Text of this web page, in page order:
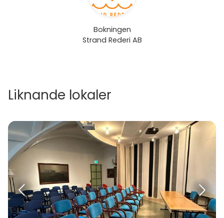
Bokningen
Strand Rederi AB
Liknande lokaler